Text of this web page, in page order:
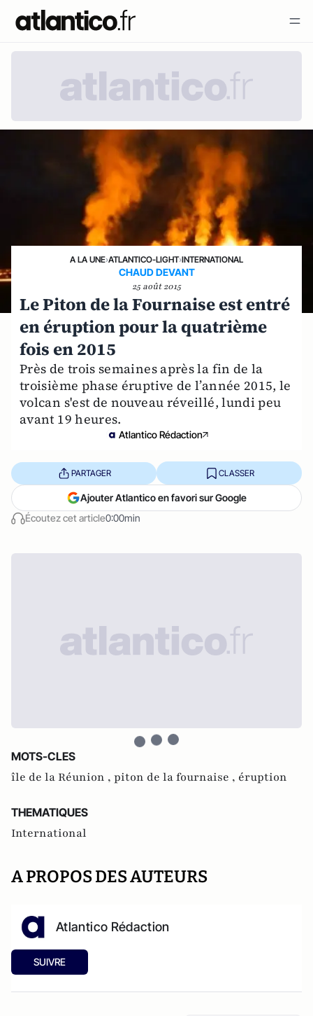
A LA UNE›ATLANTICO-LIGHT›INTERNATIONAL
CHAUD DEVANT
25 août 2015
Le Piton de la Fournaise est entré
en éruption pour la quatrième
fois en 2015
Près de trois semaines après la fin de la
troisième phase éruptive de l’année 2015, le
volcan s'est de nouveau réveillé, lundi peu
avant 19 heures.
Atlantico Rédaction
Écoutez cet article0:00min
PARTAGER CLASSER
Ajouter Atlantico en favori sur Google
MOTS-CLES
île de la Réunion , piton de la fournaise , éruption
THEMATIQUES
International
A PROPOS DES AUTEURS
Atlantico Rédaction
SUIVRE